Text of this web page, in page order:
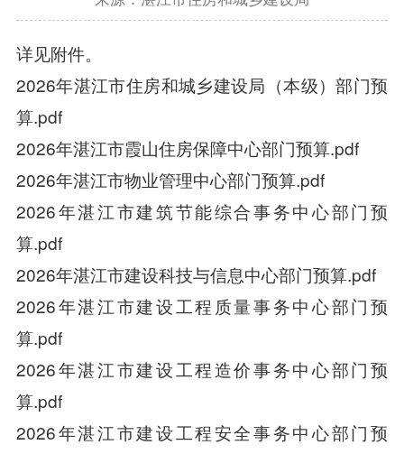
详见附件。
2026年湛江市住房和城乡建设局（本级）部门预
算.pdf
2026年湛江市霞山住房保障中心部门预算.pdf
2026年湛江市物业管理中心部门预算.pdf
2026年湛江市建筑节能综合事务中心部门预
算.pdf
2026年湛江市建设科技与信息中心部门预算.pdf
2026年湛江市建设工程质量事务中心部门预
算.pdf
2026年湛江市建设工程造价事务中心部门预
算.pdf
2026年湛江市建设工程安全事务中心部门预